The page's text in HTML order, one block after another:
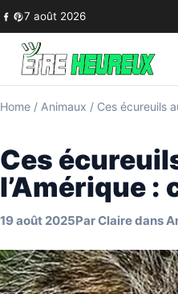
Skip to content
7 août 2026
Home / Animaux / Ces écureuils
Ces
l’Amérique :
19 août 2025ParClairedans